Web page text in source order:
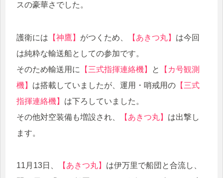
スの豪華さでした。
護衛には 【神鷹】 がつくため、 【あきつ丸】 は今回
は純粋な輸送船としての参加です。
そのため輸送用に
【三式指揮連絡機】 と
【カ号観測
機】 は搭載していましたが、運用・哨戒用の 【三式
指揮連絡機】 は下ろしていました。
その他対空装備も増設され、
【あきつ丸】 は出撃し
ます。
11月13日、 【あきつ丸】 は伊万里で船団と合流し、